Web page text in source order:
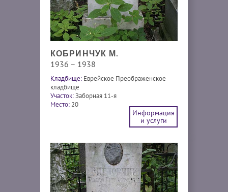
КОБРИНЧУК М.
1936 – 1938
Кладбище: Еврейское Преображенское
кладбище
Участок:Заборная 11-я
Место: 20
Информация
и услуги